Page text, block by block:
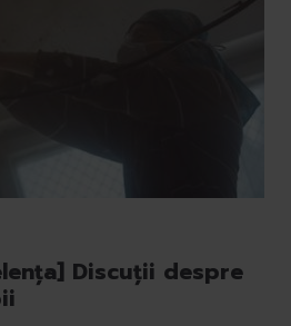
Discuții despre